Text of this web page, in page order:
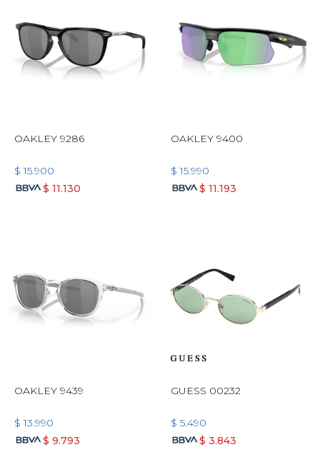
OAKLEY 9286
$ 15.900
$ 11.130
OAKLEY 9400
$ 15.990
$ 11.193
OAKLEY 9439
$ 13.990
$ 9.793
GUESS 00232
$ 5.490
$ 3.843